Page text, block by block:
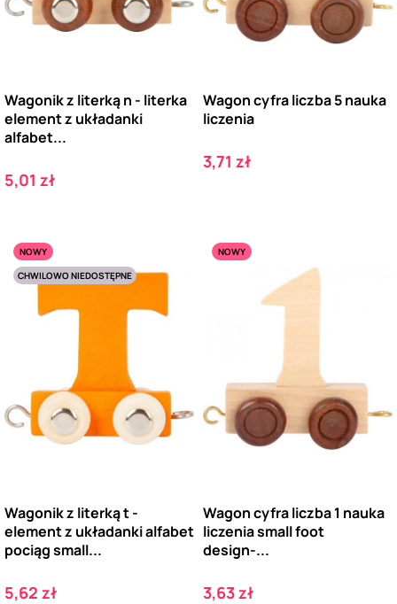
Wagonik z literką n - literka
element z układanki
alfabet...
Cena
5,01 zł
Wagon cyfra liczba 5 nauka
liczenia
Cena
3,71 zł
NOWY
CHWILOWO NIEDOSTĘPNE
Wagonik z literką t -
element z układanki alfabet
pociąg small...
Cena
5,62 zł
NOWY
Wagon cyfra liczba 1 nauka
liczenia small foot
design-...
Cena
3,63 zł